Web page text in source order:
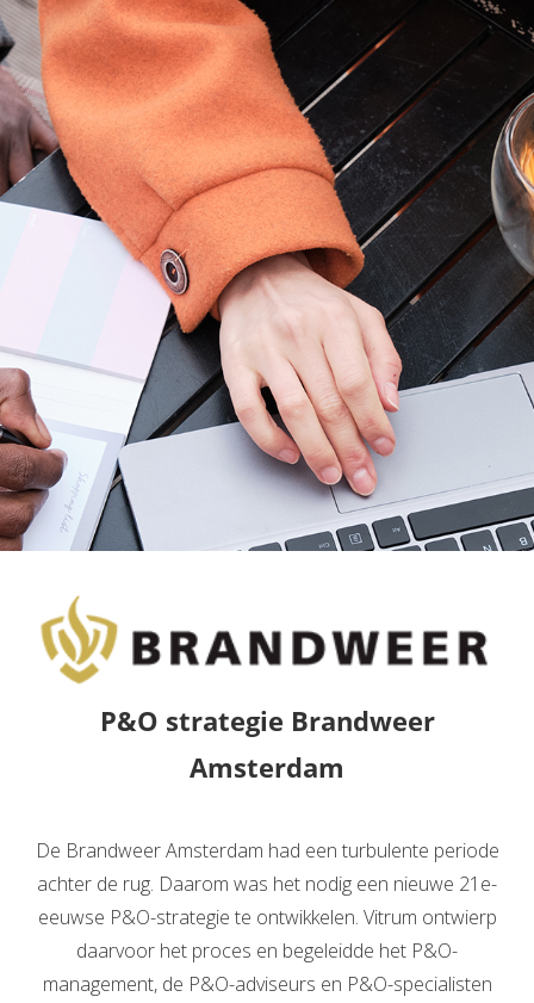
P&O strategie Brandweer
Amsterdam
De Brandweer Amsterdam had een turbulente periode
achter de rug. Daarom was het nodig een nieuwe 21e-
eeuwse P&O-strategie te ontwikkelen. Vitrum ontwierp
daarvoor het proces en begeleidde het P&O-
management, de P&O-adviseurs en P&O-specialisten